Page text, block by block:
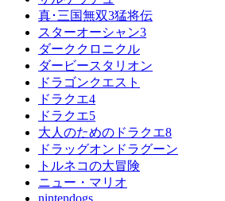
真･三国無双3猛将伝
スターオーシャン3
ダーククロニクル
ダービースタリオン
ドラゴンクエスト
ドラクエ4
ドラクエ5
大人のためのドラクエ8
ドラッグオンドラグーン
トルネコの大冒険
ニュー・マリオ
nintendogs